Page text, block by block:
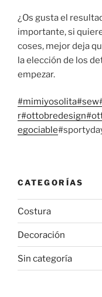
¿Os gusta el
importante, si
coses, mejor deja
la elección de los
empezar.
#mimiyosolita#sew
r#ottobredesign
egociable
CATEGORÍAS
Costura
Decoración
Sin categoría